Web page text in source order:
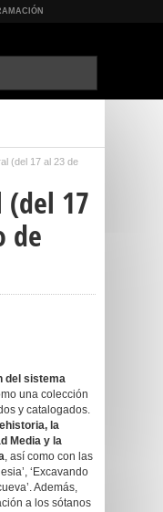
(del 17 al 23 de
(del 17
de
del sistema
una colección
y catalogados.
la
Media y la
, así como con las
‘Excavando
Además,
a los sótanos